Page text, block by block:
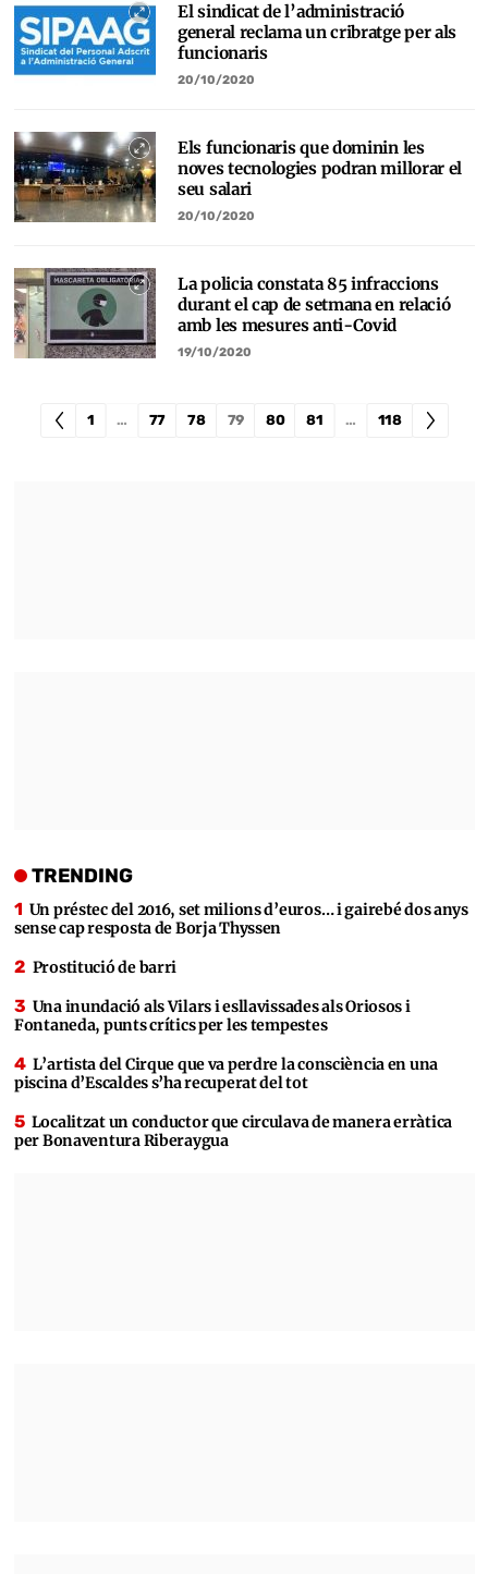
El sindicat de l’administració
general reclama un cribratge per als
funcionaris
20/10/2020
Els funcionaris que dominin les
noves tecnologies podran millorar el
seu salari
20/10/2020
La policia constata 85 infraccions
durant el cap de setmana en relació
amb les mesures anti-Covid
19/10/2020
1 … 77 78 79 80 81 … 118
TRENDING
Un préstec del 2016, set milions d’euros… i gairebé dos anys
sense cap resposta de Borja Thyssen
Prostitució de barri
Una inundació als Vilars i esllavissades als Oriosos i
Fontaneda, punts crítics per les tempestes
L’artista del Cirque que va perdre la consciència en una
piscina d’Escaldes s’ha recuperat del tot
Localitzat un conductor que circulava de manera erràtica
per Bonaventura Riberaygua